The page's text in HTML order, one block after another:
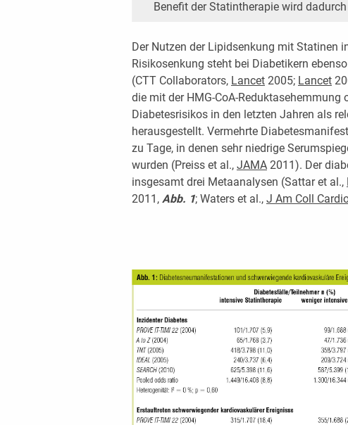
Benefit der Statintherapie wird
Der Nutzen der Lipidsenkung mit Statinen
Risikosenkung steht bei Diabetikern
(CTT Collaborators, Lancet2005; Lancet
die mit der HMG-CoA-
Diabetesrisikos in den letzten Jahren als
herausgestellt. Vermehrte
zu Tage, in denen sehr niedrige
wurden (Preiss et al., JAMA2011). Der
insgesamt drei Metaanalysen (Sattar et al.,
2011, Abb. 1; Waters et al., J Am Coll